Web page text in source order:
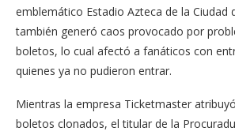
emblemático Estadio Azteca de la Ciudad
también generó caos provocado por
boletos, lo cual afectó a fanáticos con
quienes ya no pudieron entrar.
Mientras la empresa Ticketmaster
boletos clonados, el titular de la